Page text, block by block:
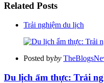
Related Posts
Trải nghiệm du lịch
Posted byby
Du lịch ẩm thực: Trải